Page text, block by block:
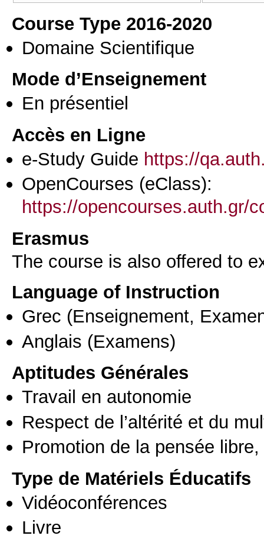
Course Type 2016-2020
Domaine Scientifique
Mode d’Enseignement
En présentiel
Accès en Ligne
e-Study Guide https://
OpenCourses (eClass):
https://opencourses.auth.gr/
Erasmus
The course is also offered to
Language of Instruction
Grec (Enseignement,
Anglais (Examens)
Aptitudes Générales
Travail en autonomie
Respect de l’altérité et du
Promotion de la pensée
Type de Matériels Éducatifs
Vidéoconférences
Livre